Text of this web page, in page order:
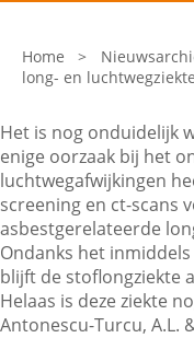
Laatste
Onze
Veelgestelde
Zoeken
Home >
long- en
Het is nog onduidelijk
enige oorzaak bij het
luchtwegafwijkingen
screening en ct-scans
asbestgerelateerde
Ondanks het
blijft de stoflongziekte
Helaas is deze ziekte
Antonescu-Turcu, A.L.